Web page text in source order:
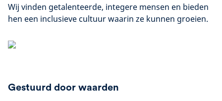
Wij vinden getalenteerde, integere mensen en bieden
hen een inclusieve cultuur waarin ze kunnen groeien.
Gestuurd door waarden